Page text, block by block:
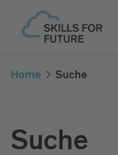
Home Suche
Suche